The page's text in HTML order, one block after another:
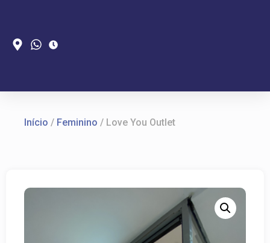
Início / Feminino / Love You Outlet